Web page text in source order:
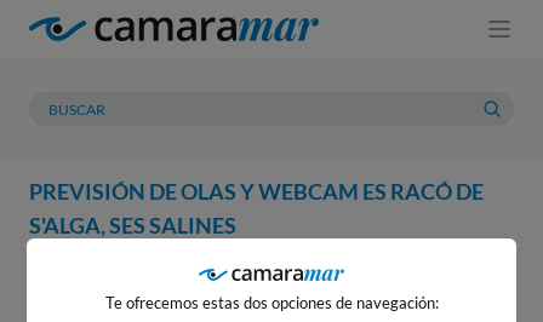
PREVISIÓN DE OLAS Y WEBCAM ES RACÓ DE
S'ALGA, SES SALINES
PREVISIÓN METEOROLOGÍA
Te ofrecemos estas dos opciones de navegación: